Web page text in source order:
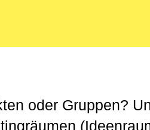
oder Gruppen?
(